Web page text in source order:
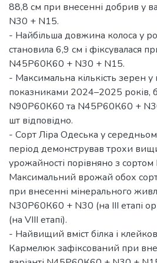
88,8 см при внесенні добрив у
N30 + N15.
- Найбільша довжина колоса у
становила 6,9 см і фіксувалася
N45Р60К60 + N30 + N15.
- Максимальна кількість зерен у
показниками 2024–2025 років,
N90Р60К60 та N45Р60К60 +
шт відповідно.
- Сорт Ліра Одеська у
період демонстрував трохи
урожайності порівняно з
Максимальний врожай обох
при внесенні мінерального
N30Р60К60 + N30 (на ІІІ етапі
(на VІІІ етапі).
- Найвищий вміст білка і
Кармелюк зафіксований при